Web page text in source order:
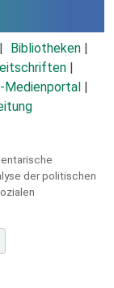
Bibliotheken
Medienportal
der politischen